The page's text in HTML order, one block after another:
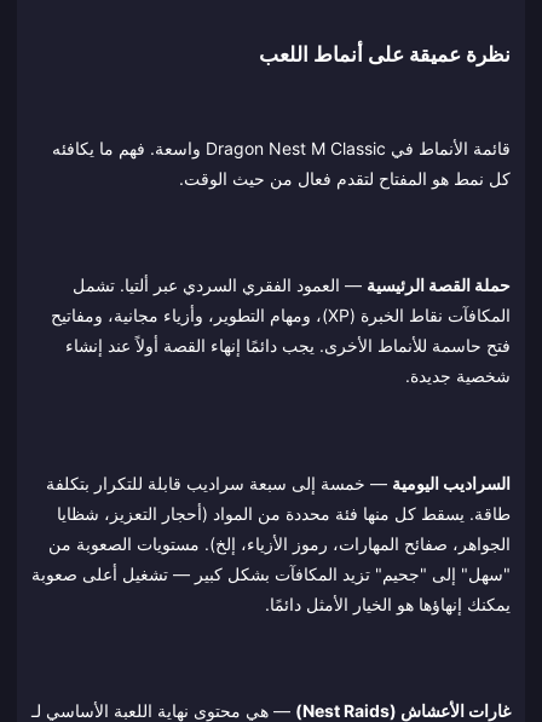
نظرة عميقة على أنماط اللعب
قائمة الأنماط في Dragon Nest M Classic واسعة. فهم ما يكافئه
كل نمط هو المفتاح لتقدم فعال من حيث الوقت.
حملة القصة الرئيسية — العمود الفقري السردي عبر ألتيا. تشمل
المكافآت نقاط الخبرة (XP)، ومهام التطوير، وأزياء مجانية، ومفاتيح
فتح حاسمة للأنماط الأخرى. يجب دائمًا إنهاء القصة أولاً عند إنشاء
شخصية جديدة.
السراديب اليومية — خمسة إلى سبعة سراديب قابلة للتكرار بتكلفة
طاقة. يسقط كل منها فئة محددة من المواد (أحجار التعزيز، شظايا
الجواهر، صفائح المهارات، رموز الأزياء، إلخ). مستويات الصعوبة من
"سهل" إلى "جحيم" تزيد المكافآت بشكل كبير — تشغيل أعلى صعوبة
يمكنك إنهاؤها هو الخيار الأمثل دائمًا.
غارات الأعشاش (Nest Raids)
— هي محتوى نهاية اللعبة الأساسي لـ